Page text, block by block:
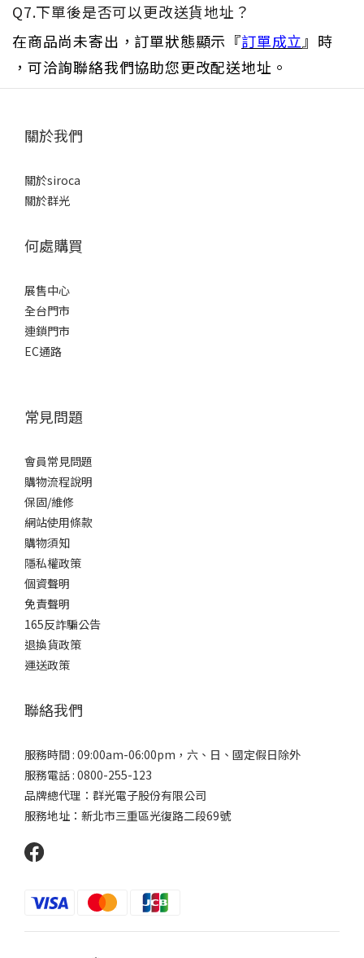
Q7.下單後是否可以更改送貨地址？
在商品尚未寄出，訂單狀態顯示『訂單成立 』時
，可洽詢聯絡我們協助您更改配送地址。
關於我們
關於siroca
關於群光
何處購買
展售中心
全台門市
連鎖門市
EC通路
常見問題
會員常見問題
購物流程說明
保固/維修
網站使用條款
購物須知
隱私權政策
個資聲明
免責聲明
165反詐騙公告
退換貨政策
運送政策
聯絡我們
服務時間 : 09:00am-06:00pm，六、日、國定假日除外
服務電話 : 0800-255-123
品牌總代理：群光電子股份有限公司
服務地址：新北市三重區光復路二段69號